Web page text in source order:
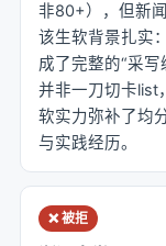
非80+），但新
该生软背景扎实
成了完整的“采
并非一刀切卡list
软实力弥补了均
与实践经历。
❌ 被拒